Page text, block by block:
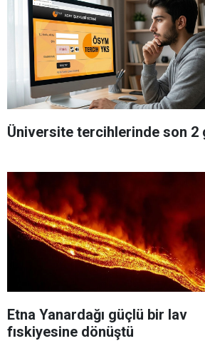
Üniversite tercihlerinde son 2
Etna Yanardağı güçlü bir lav
fıskiyesine dönüştü